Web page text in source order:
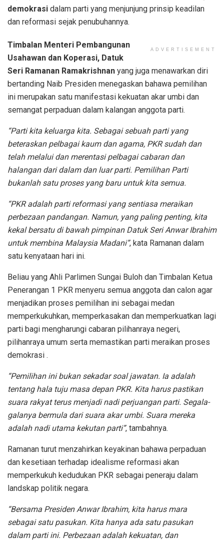
demokrasi dalam parti yang menjunjung prinsip keadilan
dan reformasi sejak penubuhannya.
ADVERTISEMENT
Timbalan Menteri Pembangunan
Usahawan dan Koperasi, Datuk
Seri Ramanan Ramakrishnan yang juga menawarkan diri
bertanding Naib Presiden menegaskan bahawa pemilihan
ini merupakan satu manifestasi kekuatan akar umbi dan
semangat perpaduan dalam kalangan anggota parti.
“Parti kita keluarga kita. Sebagai sebuah parti yang
beteraskan pelbagai kaum dan agama, PKR sudah dan
telah melalui dan merentasi pelbagai cabaran dan
halangan dari dalam dan luar parti. Pemilihan Parti
bukanlah satu proses yang baru untuk kita semua.
“PKR adalah parti reformasi yang sentiasa meraikan
perbezaan pandangan. Namun, yang paling penting, kita
kekal bersatu di bawah pimpinan Datuk Seri Anwar Ibrahim
untuk membina Malaysia Madani”, kata Ramanan dalam
satu kenyataan hari ini.
Beliau yang Ahli Parlimen Sungai Buloh dan Timbalan Ketua
Penerangan 1 PKR menyeru semua anggota dan calon agar
menjadikan proses pemilihan ini sebagai medan
memperkukuhkan, memperkasakan dan memperkuatkan lagi
parti bagi mengharungi cabaran pilihanraya negeri,
pilihanraya umum serta memastikan parti meraikan proses
demokrasi .
“Pemilihan ini bukan sekadar soal jawatan. Ia adalah
tentang hala tuju masa depan PKR. Kita harus pastikan
suara rakyat terus menjadi nadi perjuangan parti. Segala-
galanya bermula dari suara akar umbi. Suara mereka
adalah nadi utama kekutan parti”, tambahnya.
Ramanan turut menzahirkan keyakinan bahawa perpaduan
dan kesetiaan terhadap idealisme reformasi akan
memperkukuh kedudukan PKR sebagai peneraju dalam
landskap politik negara.
“Bersama Presiden Anwar Ibrahim, kita harus mara
sebagai satu pasukan. Kita hanya ada satu pasukan
dalam parti ini. Perbezaan adalah kekuatan, dan